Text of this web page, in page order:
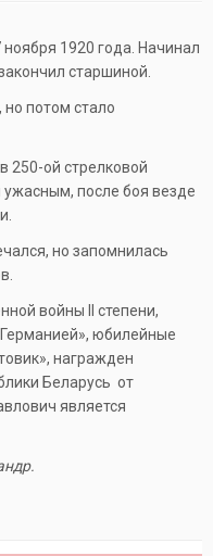
1920 года. Начинал
старшиной.
потом стало
250-ой стрелковой
после боя везде
но запомнилась
войны II степени,
юбилейные
награжден
Беларусь от
является